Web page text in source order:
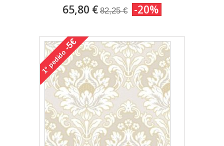
65,80 € 82,25 € -20%
1°
pedido
-5€